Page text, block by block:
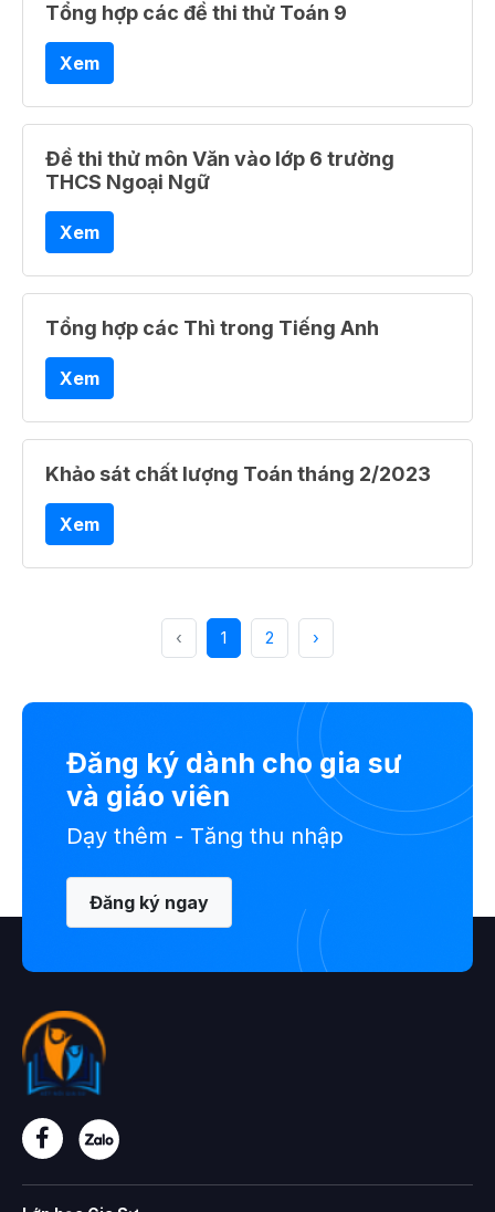
Tổng hợp các đề thi thử Toán 9
Xem
Đề thi thử môn Văn vào lớp 6 trường
THCS Ngoại Ngữ
Xem
Tổng hợp các Thì trong Tiếng Anh
Xem
Khảo sát chất lượng Toán tháng 2/2023
Xem
‹ 1 2 ›
Đăng ký dành cho gia sư
và giáo viên
Dạy thêm - Tăng thu nhập
Đăng ký ngay